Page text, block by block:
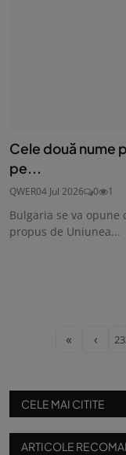
Cele două nume
pe...
QWER04 Jul 2026 0 1
Bulgaria se va opune
propus de Uniunea...
« ‹
CELE MAI CITITE
ARTICOLE